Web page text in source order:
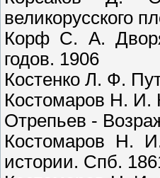
великорусского
Корф С. А.
годов. 1906
Костенко Л. Ф.
Костомаров Н.
Отрепьев -
Костомаров Н.
истории. Спб.